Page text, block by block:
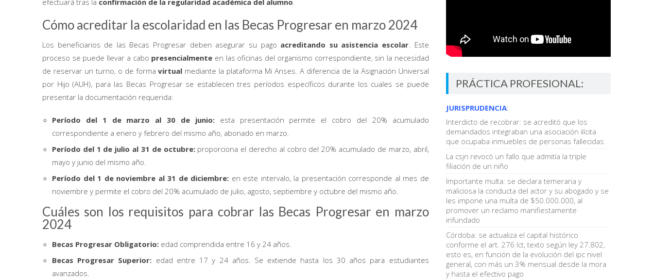
efectuará tras la confirmación de la regularidad académica del alumno.
Cómo acreditar la escolaridad en las Becas Progresar en marzo 2024
Los beneficiarios de las Becas Progresar deben asegurar su pago acreditando su asistencia escolar. Este
proceso se puede llevar a cabo presencialmente en las oficinas del organismo correspondiente, sin la necesidad
de reservar un turno, o de formavirtual mediante la plataforma Mi Anses. A diferencia de la Asignación Universal
por Hijo (AUH), para las Becas Progresar se establecen tres períodos específicos durante los cuales se puede
presentar la documentación requerida:
Período del 1 de marzo al 30 de junio: esta presentación permite el cobro del 20% acumulado
correspondiente a enero y febrero del mismo año, abonado en marzo.
Período del 1 de julio al 31 de octubre: proporciona el derecho al cobro del 20% acumulado de marzo, abril,
mayo y junio del mismo año.
Período del 1 de noviembre al 31 de diciembre: en este intervalo, la presentación corresponde al mes de
noviembre y permite el cobro del 20% acumulado de julio, agosto, septiembre y octubre del mismo año.
Cuáles son los requisitos para cobrar las Becas Progresar en marzo
2024
Becas Progresar Obligatorio: edad comprendida entre 16 y 24 años.
Becas Progresar Superior: edad entre 17 y 24 años. Se extiende hasta los 30 años para estudiantes
avanzados.
PRÁCTICA PROFESIONAL:
JURISPRUDENCIA:
Interdicto de recobrar: se acreditó que los
demandados integraban una asociación ilícita
que ocupaba inmuebles de personas fallecidas
La csjn revocó un fallo que admitía la triple
filiación de un niño
Importante multa: se declara temeraria y
maliciosa la conducta del actor y su abogado y se
les impone una multa de $50.000.000, al
promover un reclamo manifiestamente
infundado
Córdoba: se actualiza el capital histórico
conforme el art. 276 lct, texto según ley 27.802,
esto es, en función de la evolución del ipc nivel
general, con más un 3% mensual desde la mora
y hasta el efectivo pago